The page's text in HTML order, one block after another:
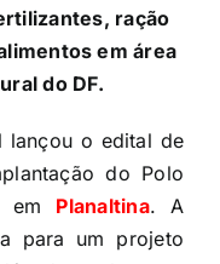
ração
em área
do DF.
lançou o edital de
do Polo
em Planaltina. A
para um projeto